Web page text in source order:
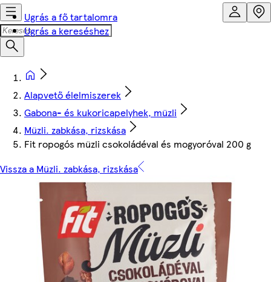
Ugrás a fő tartalomra
Ugrás a kereséshez
Alapvető élelmiszerek
Gabona- és kukoricapelyhek, müzli
Müzli. zabkása, rizskása
Fit ropogós müzli csokoládéval és mogyoróval 200 g
Vissza a Müzli. zabkása, rizskása